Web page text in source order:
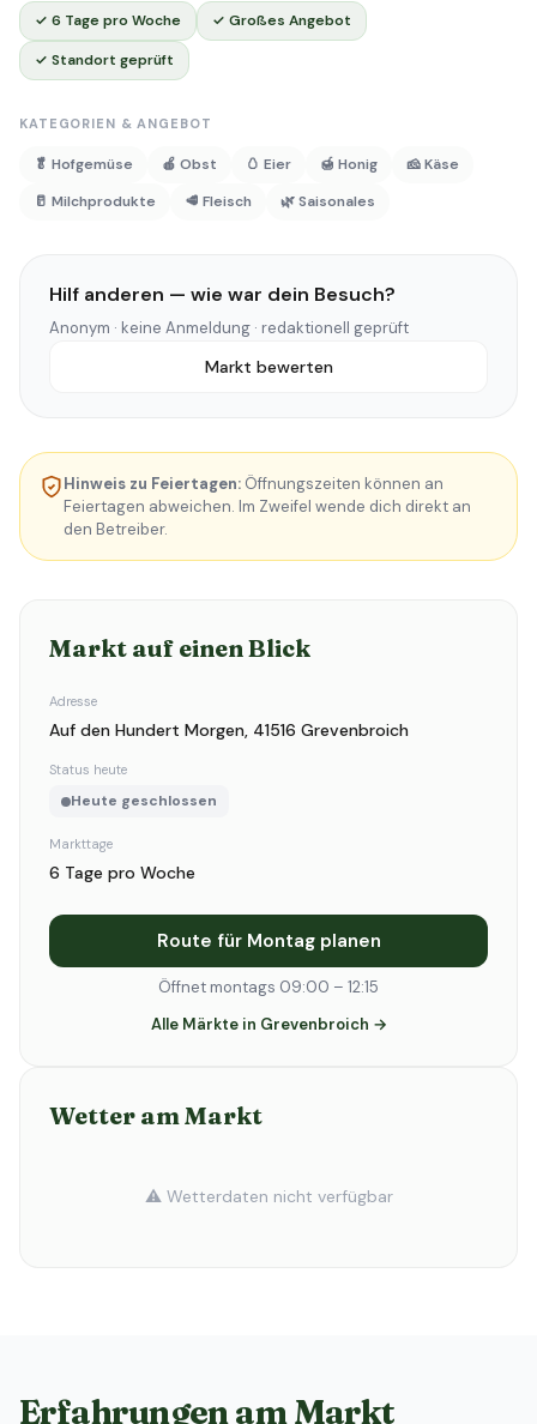
✓ 6 Tage pro Woche ✓ Großes Angebot
✓ Standort geprüft
KATEGORIEN & ANGEBOT
🥬 Hofgemüse 🍎 Obst 🥚 Eier 🍯 Honig
🧀 Käse
🥛 Milchprodukte
🥩 Fleisch 🌿 Saisonales
Hilf anderen — wie war dein Besuch?
Anonym · keine Anmeldung · redaktionell geprüft
Markt bewerten
Hinweis zu Feiertagen: Öffnungszeiten können an
Feiertagen abweichen. Im Zweifel wende dich direkt an
den Betreiber.
Markt auf einen Blick
Adresse
Auf den Hundert Morgen, 41516 Grevenbroich
Status heute
Heute geschlossen
Markttage
6 Tage pro Woche
Route für Montag planen
Öffnet montags 09:00 – 12:15
Alle Märkte in Grevenbroich →
Wetter am Markt
⚠️ Wetterdaten nicht verfügbar
Erfahrungen am Markt